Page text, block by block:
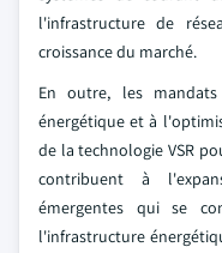
l'infrastructure de
croissance du marché.
En outre, les
énergétique et à
de la technologie VSR
contribuent à
émergentes qui se
l'infrastructure